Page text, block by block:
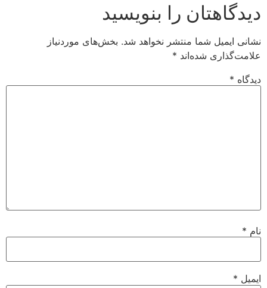
را بنویسید
شما منتشر نخواهد شد. بخش‌های موردنیاز
شده‌اند*